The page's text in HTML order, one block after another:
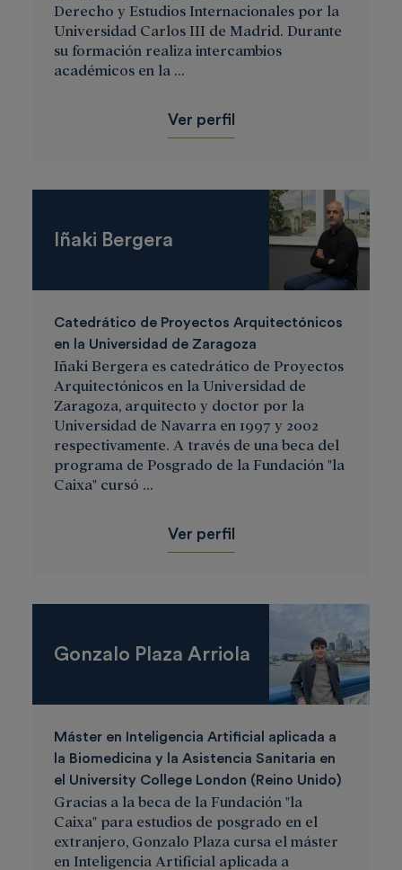
Derecho y Estudios Internacionales por la
Universidad Carlos III de Madrid. Durante
su formación realiza intercambios
académicos en la ...
Ver perfil
Iñaki Bergera
Catedrático de Proyectos Arquitectónicos
en la Universidad de Zaragoza
Iñaki Bergera es catedrático de Proyectos
Arquitectónicos en la Universidad de
Zaragoza, arquitecto y doctor por la
Universidad de Navarra en 1997 y 2002
respectivamente. A través de una beca del
programa de Posgrado de la Fundación "la
Caixa" cursó ...
Ver perfil
Gonzalo Plaza Arriola
Máster en Inteligencia Artificial aplicada a
la Biomedicina y la Asistencia Sanitaria en
el University College London (Reino Unido)
Gracias a la beca de la Fundación "la
Caixa" para estudios de posgrado en el
extranjero, Gonzalo Plaza cursa el máster
en Inteligencia Artificial aplicada a